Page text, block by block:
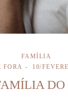
FAMÍLIA
FORA
10/